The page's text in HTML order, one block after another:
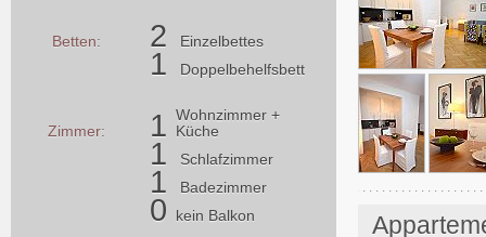
Betten: 2 Einzelbettes
1 Doppelbehelfsbett
Zimmer: 1 Wohnzimmer +
Küche
1 Schlafzimmer
1 Badezimmer
0 kein Balkon